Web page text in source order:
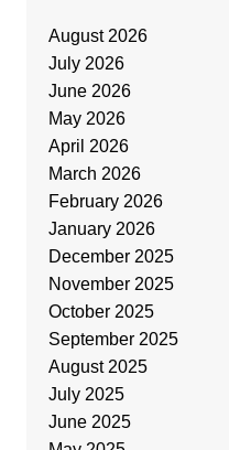
August 2026
July 2026
June 2026
May 2026
April 2026
March 2026
February 2026
January 2026
December 2025
November 2025
October 2025
September 2025
August 2025
July 2025
June 2025